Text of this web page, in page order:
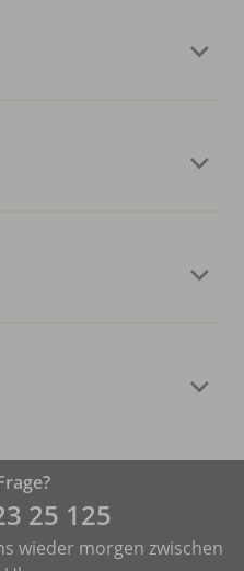
25 125
wieder morgen zwischen